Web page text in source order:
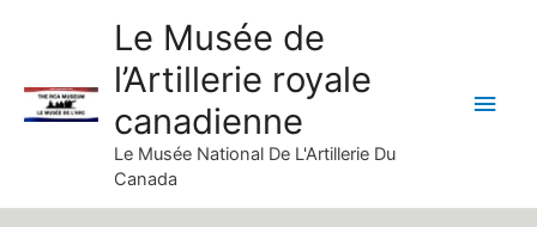
Le Musée de
l’Artillerie royale
canadienne
Le Musée National De L'Artillerie Du
Canada
Main